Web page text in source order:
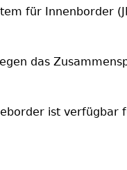
für Innenborder
das
ist verfügbar